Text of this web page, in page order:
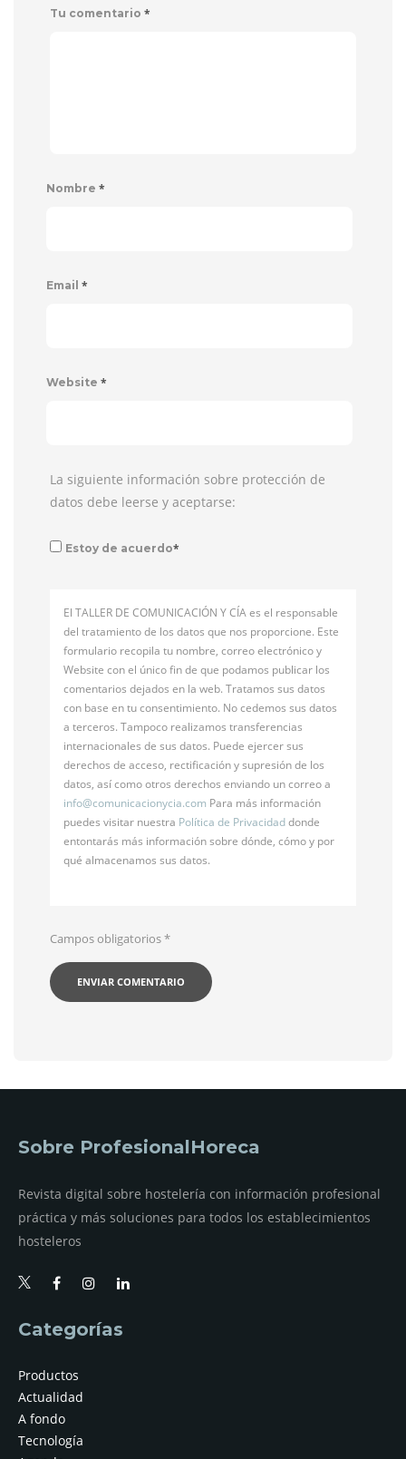
Tu comentario *
Nombre *
Email *
Website *
La siguiente información sobre protección de
datos debe leerse y aceptarse:
Estoy de acuerdo*
El TALLER DE COMUNICACIÓN Y CÍA es el responsable
del tratamiento de los datos que nos proporcione. Este
formulario recopila tu nombre, correo electrónico y
Website con el único fin de que podamos publicar los
comentarios dejados en la web. Tratamos sus datos
con base en tu consentimiento. No cedemos sus datos
a terceros. Tampoco realizamos transferencias
internacionales de sus datos. Puede ejercer sus
derechos de acceso, rectificación y supresión de los
datos, así como otros derechos enviando un correo a
info@comunicacionycia.com Para más información
puedes visitar nuestra Política de Privacidaddonde
entontarás más información sobre dónde, cómo y por
qué almacenamos sus datos.
Campos obligatorios*
Sobre ProfesionalHoreca
Revista digital sobre hostelería con información profesional
práctica y más soluciones para todos los establecimientos
hosteleros
Categorías
Productos
Actualidad
A fondo
Tecnología